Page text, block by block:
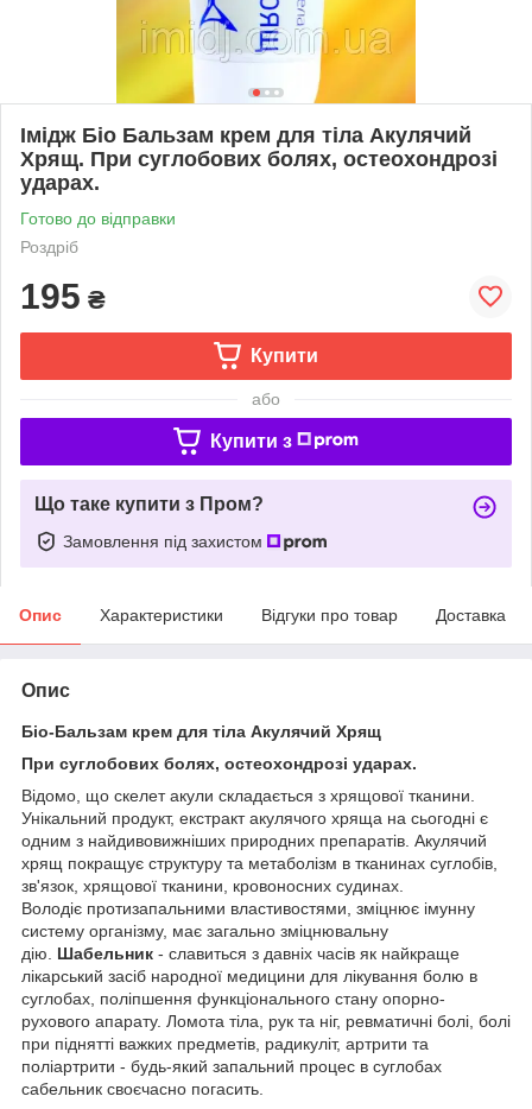
Імідж Біо Бальзам крем для тіла Акулячий
Хрящ. При суглобових болях, остеохондрозі
ударах.
Готово до відправки
Роздріб
195 ₴
Купити
або
Купити з
Що таке купити з Пром?
Замовлення під захистом
Опис Характеристики Відгуки про товар Доставка
Опис
Біо-Бальзам крем для тіла Акулячий Хрящ
При суглобових болях, остеохондрозі ударах.
Відомо, що скелет акули складається з хрящової тканини.
Унікальний продукт, екстракт акулячого хряща на сьогодні є
одним з найдивовижніших природних препаратів. Акулячий
хрящ покращує структуру та метаболізм в тканинах суглобів,
зв'язок, хрящової тканини, кровоносних судинах.
Володіє протизапальними властивостями, зміцнює імунну
систему організму, має загально зміцнювальну
дію. Шабельник - славиться з давніх часів як найкраще
лікарський засіб народної медицини для лікування болю в
суглобах, поліпшення функціонального стану опорно-
рухового апарату. Ломота тіла, рук та ніг, ревматичні болі, болі
при піднятті важких предметів, радикуліт, артрити та
поліартрити - будь-який запальний процес в суглобах
сабельник своєчасно погасить.